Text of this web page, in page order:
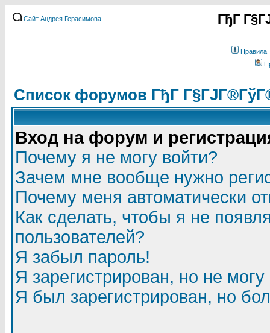
Сайт Андрея Герасимова ГђГ
Правила
Список форумов ГђГ
Вход на форум и
Почему я не могу войти?
Зачем мне вообще нужно
Почему меня автоматически
Как сделать, чтобы я не
пользователей?
Я забыл пароль!
Я зарегистрирован, но не могу
Я был зарегистрирован, но